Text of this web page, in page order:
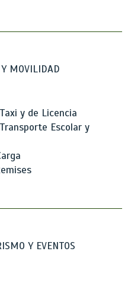
MOVILIDAD
y de Licencia
Escolar y
Y EVENTOS